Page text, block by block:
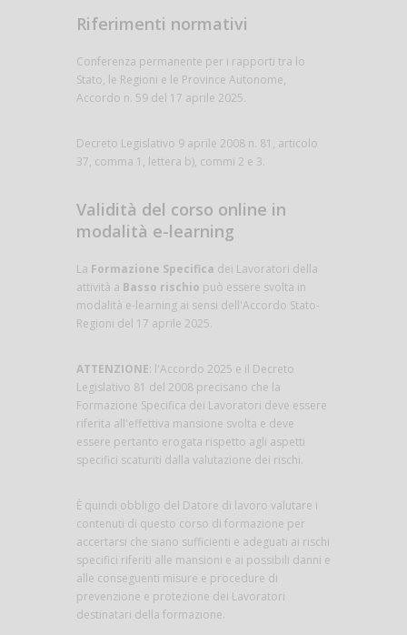
Riferimenti normativi
Conferenza permanente per i rapporti tra lo
Stato, le Regioni e le Province Autonome,
Accordo n. 59 del 17 aprile 2025.
Decreto Legislativo 9 aprile 2008 n. 81, articolo
37, comma 1, lettera b), commi 2 e 3.
Validità del corso online in
modalità e-learning
La Formazione Specifica dei Lavoratori della
attività a Basso rischio può essere svolta in
modalità e-learning ai sensi dell'Accordo Stato-
Regioni del 17 aprile 2025.
ATTENZIONE: l'Accordo 2025 e il Decreto
Legislativo 81 del 2008 precisano che la
Formazione Specifica dei Lavoratori deve essere
riferita all'effettiva mansione svolta e deve
essere pertanto erogata rispetto agli aspetti
specifici scaturiti dalla valutazione dei rischi.
È quindi obbligo del Datore di lavoro valutare i
contenuti di questo corso di formazione per
accertarsi che siano sufficienti e adeguati ai rischi
specifici riferiti alle mansioni e ai possibili danni e
alle conseguenti misure e procedure di
prevenzione e protezione dei Lavoratori
destinatari della formazione.